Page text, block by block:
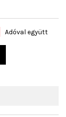
Adóval együtt